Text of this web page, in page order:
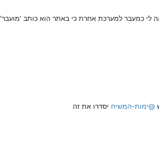
לי כמעבר למערכת אחרת כי באתר הוא כותב 'מועבר'
@ימות-המשיח יסדרו את זה